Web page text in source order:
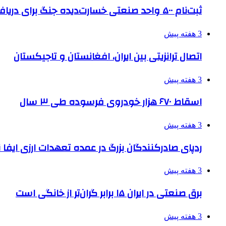
ثبت‌نام ۵۰۰ واحد صنعتی خسارت‌دیده جنگ برای دریافت تسهیلات
3 هفته پیش
اتصال ترانزیتی بین ایران، افغانستان و تاجیکستان
3 هفته پیش
اسقاط ۶۷۰ هزار خودروی فرسوده طی ۳ سال
3 هفته پیش
ردپای صادرکنندگان بزرگ در عمده تعهدات ارزی
3 هفته پیش
برق صنعتی در ایران ۱۵ برابر گران‌تر از خانگی است
3 هفته پیش